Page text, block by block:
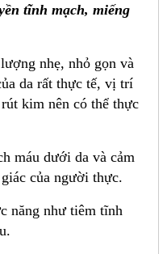
tĩnh mạch, miếng
nhẹ, nhỏ gọn và
da rất thực tế, vị trí
kim nên có thể thực
máu dưới da và cảm
của người thực.
năng như tiêm tĩnh